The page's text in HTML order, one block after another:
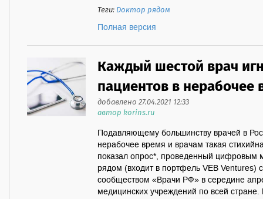
Теги:Доктор рядом
Полная версия
Каждый шестой врач
пациентов в нерабочее
добавлено 27.04.2021 12:33
автор korins.ru
Подавляющему большинству врачей в
нерабочее время и врачам такая
показал опрос*, проведенный цифровым
рядом (входит в портфель VEB
сообществом «Врачи РФ» в середине
медицинских учреждений по всей стране.